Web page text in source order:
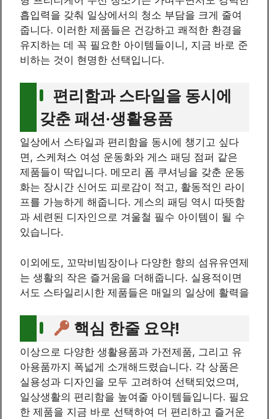
흡입력을 갖춰 일상에서의 청소 부담을 크게 줄여
줍니다. 이러한 제품들은 건강하고 쾌적한 환경을
유지하는 데 꼭 필요한 아이템들이니, 지금 바로 준
비하는 것이 현명한 선택입니다.
편리함과 스타일을 동시에
갖춘 패션·생활용품
일상에서 스타일과 편리함을 동시에 챙기고 싶다
면, 스케쳐스 여성 운동화와 게스 패딩 점퍼 같은
제품들이 딱입니다. 메모리 폼 쿠셔닝을 갖춘 운동
화는 장시간 신어도 피로감이 적고, 활동적인 라이
프를 가능하게 해줍니다. 게스의 패딩 역시 따뜻함
과 세련된 디자인으로 겨울철 필수 아이템이 될 수
있습니다.
이외에도, 꼬막비빔장이나 다양한 향의 섬유유연제
는 생활의 작은 즐거움을 더해줍니다. 실용적이면
서도 스타일리시한 제품들은 매일의 일상에 활력을
핵심 한줄 요약!
이상으로 다양한 생활용품과 가전제품, 그리고 유
아용품까지 폭넓게 소개해드렸습니다. 각 상품은
실용성과 디자인을 모두 고려하여 선택되었으며,
일상생활의 편리함을 높여줄 아이템들입니다. 필요
한 제품을 지금 바로 선택하여 더 편리하고 즐거운